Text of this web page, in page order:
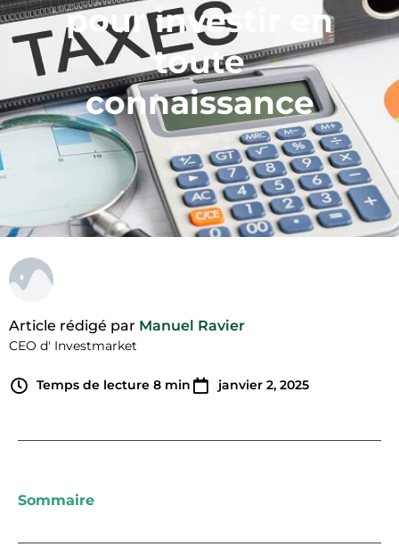
pour investir en
toute
connaissance
Article rédigé par Manuel Ravier
CEO d' Investmarket
Temps de lecture 8 min janvier 2, 2025
Sommaire